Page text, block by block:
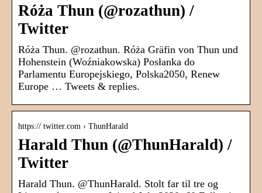
Róża Thun (@rozathun) /
Twitter
Róża Thun. @rozathun. Róża Gräfin von Thun und
Hohenstein (Woźniakowska) Posłanka do
Parlamentu Europejskiego, Polska2050, Renew
Europe … Tweets & replies.
https:// twitter.com › ThunHarald
Harald Thun (@ThunHarald) /
Twitter
Harald Thun. @ThunHarald. Stolt far til tre og